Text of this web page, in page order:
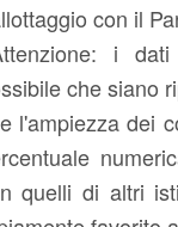
con il
i
che siano
l'ampiezza dei
quelli di altri